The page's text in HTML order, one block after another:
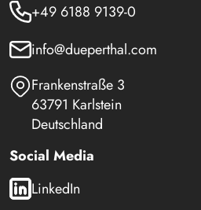
+49 6188 9139-0
info@dueperthal.com
Frankenstraße 3
63791 Karlstein
Deutschland
Social Media
LinkedIn